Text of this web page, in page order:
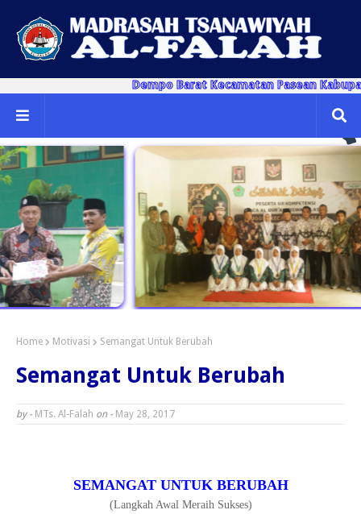
Dempo Barat Kecamatan Pasean
Home Motivasi Semangat Untuk Berubah
Semangat Untuk Berubah
by - MTs. Al-Falah on - May 28, 2017
SEMANGAT UNTUK BERUBAH
(Langkah Awal Meraih Sukses)